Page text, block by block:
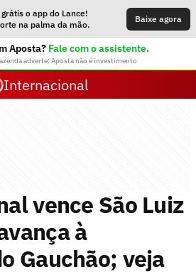
o app do Lance!
na palma da mão.
Baixe agora
Aposta? Fale com o assistente.
adverte: Aposta não é investimento
Internacional
vence São Luiz
à
Gauchão; veja